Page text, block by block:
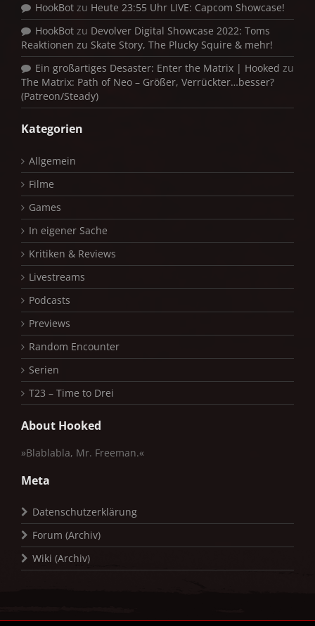
HookBot zu Heute 23:55 Uhr LIVE: Capcom Showcase!
HookBot zu Devolver Digital Showcase 2022: Toms
Reaktionen zu Skate Story, The Plucky Squire & mehr!
Ein großartiges Desaster: Enter the Matrix | Hooked zu
The Matrix: Path of Neo – Größer, Verrückter…besser?
(Patreon/Steady)
Kategorien
Allgemein
Filme
Games
In eigener Sache
Kritiken & Reviews
Livestreams
Podcasts
Previews
Random Encounter
Serien
T23 – Time to Drei
About Hooked
»Blablabla, Mr. Freeman.«
Meta
Datenschutzerklärung
Forum (Archiv)
Wiki (Archiv)